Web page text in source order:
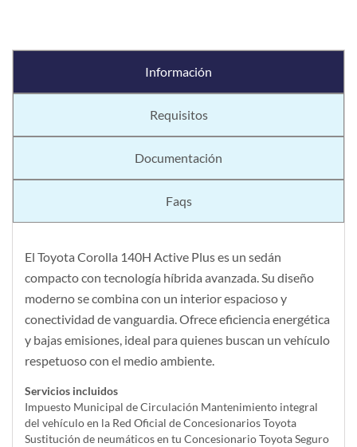
Información
Requisitos
Documentación
Faqs
El Toyota Corolla 140H Active Plus es un sedán
compacto con tecnología híbrida avanzada. Su diseño
moderno se combina con un interior espacioso y
conectividad de vanguardia. Ofrece eficiencia energética
y bajas emisiones, ideal para quienes buscan un vehículo
respetuoso con el medio ambiente.
Servicios incluidos
Impuesto Municipal de Circulación Mantenimiento integral
del vehículo en la Red Oficial de Concesionarios Toyota
Sustitución de neumáticos en tu Concesionario Toyota Seguro